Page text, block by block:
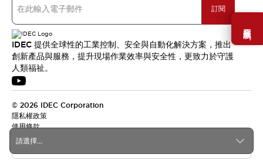
需要幫助嗎？
請選擇...
訂閱
IDEC 提供全球性的工業控制、安全與自動化解決方案，推出
創新產品與服務，提升現場作業效率與安全性，更致力於守護
人類福祉。
© 2026 IDEC Corporation
隱私權政策
使用條款
台灣